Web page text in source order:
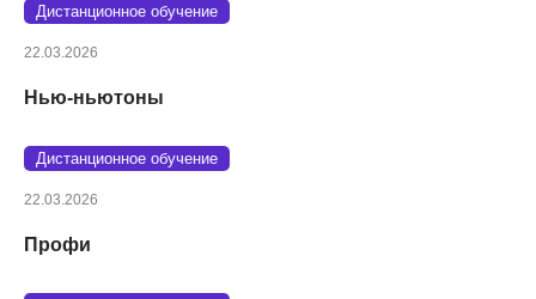
Дистанционное обучение
22.03.2026
Нью-ньютоны
Дистанционное обучение
22.03.2026
Профи